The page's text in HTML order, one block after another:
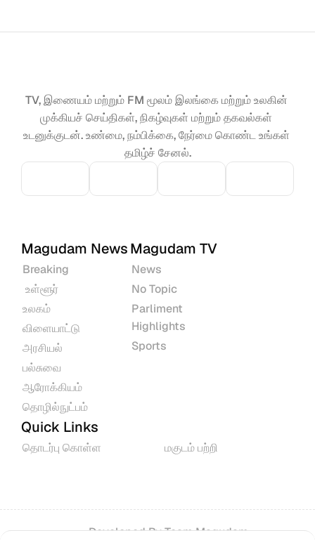
TV, இணையம் மற்றும் FM மூலம் இலங்கை மற்றும் உலகின்
முக்கியச் செய்திகள், நிகழ்வுகள் மற்றும் தகவல்கள்
உடனுக்குடன். உண்மை, நம்பிக்கை, நேர்மை கொண்ட உங்கள்
தமிழ்ச் சேனல்.
Magudam News
Breaking
உள்ளூர்
உலகம்
விளையாட்டு
அரசியல்
பல்சுவை
ஆரோக்கியம்
தொழில்நுட்பம்
Magudam TV
News
No Topic
Parliment
Highlights
Sports
Quick Links
தொடர்பு கொள்ள மகுடம் பற்றி
Developed By Team Magudam